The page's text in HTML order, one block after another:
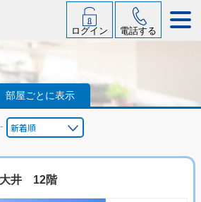
ログイン 電話する
部屋ごとに表示
-
大井 12階